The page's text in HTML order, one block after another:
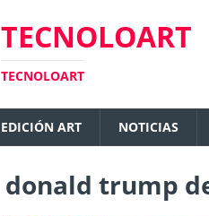
TECNOLOART
TECNOLOART
EDICIÓN ART NOTICIAS
donald trump